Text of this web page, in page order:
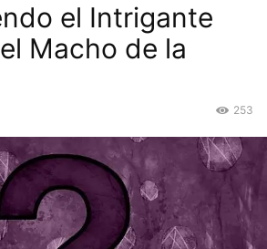
el Intrigante
Macho de la
253